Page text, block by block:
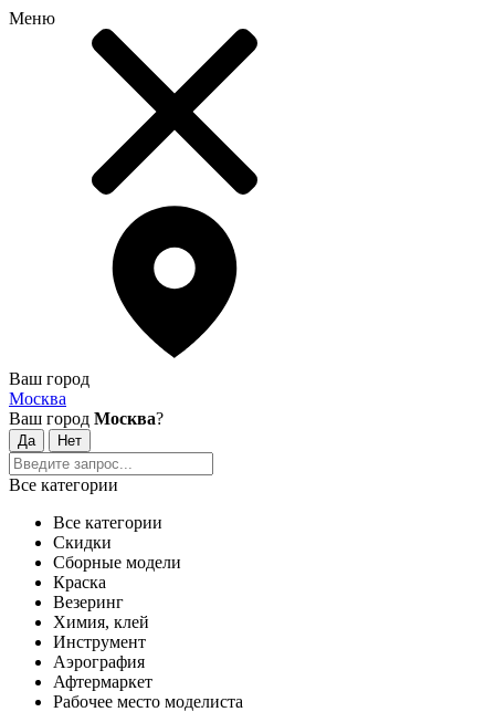
Меню
Ваш город
Москва
Ваш город Москва?
Все категории
Все категории
Скидки
Сборные модели
Краска
Везеринг
Химия, клей
Инструмент
Аэрография
Афтермаркет
Рабочее место моделиста